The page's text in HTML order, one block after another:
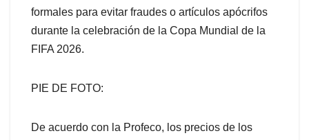
formales para evitar fraudes o artículos apócrifos
durante la celebración de la Copa Mundial de la
FIFA 2026.
PIE DE FOTO:
De acuerdo con la Profeco, los precios de los